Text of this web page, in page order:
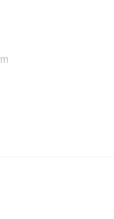
chính hãng !!!